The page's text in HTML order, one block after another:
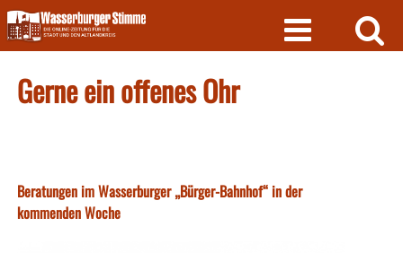
Skip
to
content
Gerne ein offenes Ohr
Beratungen im Wasserburger „Bürger-Bahnhof“ in der
kommenden Woche